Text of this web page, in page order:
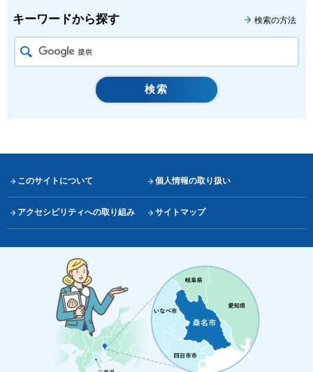
キーワードから探す 検索の方法
このサイトについて 個人情報の取り扱い
アクセシビリティへの取り組み サイトマップ